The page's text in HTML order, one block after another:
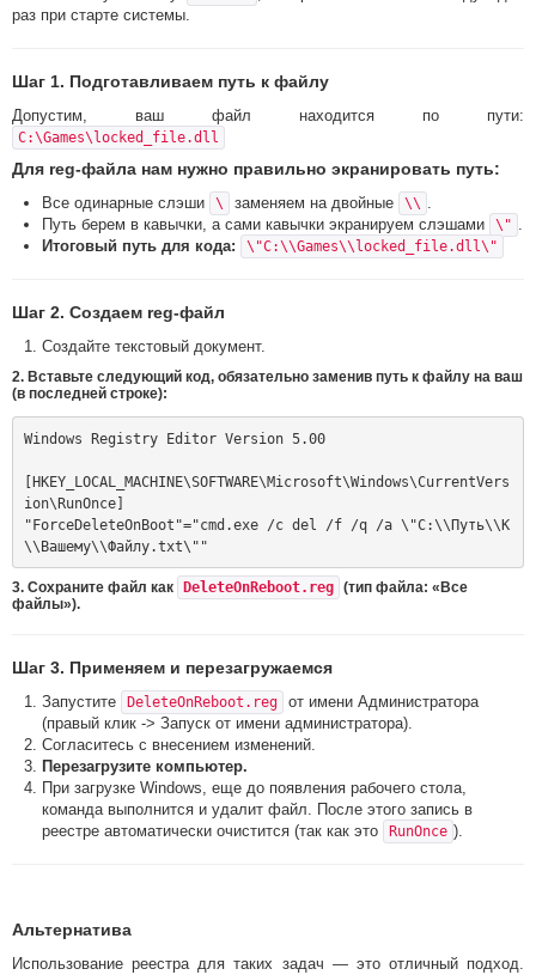
раз при старте системы.
Шаг 1. Подготавливаем путь к файлу
Допустим, ваш файл находится по пути:
C:\Games\locked_file.dll
Для reg-файла нам нужно правильно экранировать путь:
Все одинарные слэши \ заменяем на двойные \\ .
Путь берем в кавычки, а сами кавычки экранируем слэшами
\" .
Итоговый путь для кода:
\"C:\\Games\\locked_file.dll\"
Шаг 2. Создаем reg-файл
Создайте текстовый документ.
2. Вставьте следующий код, обязательно заменив путь к файлу на ваш
(в последней строке):
Windows Registry Editor Version 5.00
[HKEY_LOCAL_MACHINE\SOFTWARE\Microsoft\Windows\CurrentVers
ion\RunOnce]
"ForceDeleteOnBoot"="cmd.exe /c del /f /q /a \"C:\\Путь\\К
3. Сохраните файл как DeleteOnReboot.reg (тип файла: «Все
файлы»).
Шаг 3. Применяем и перезагружаемся
Запустите DeleteOnReboot.reg
от имени Администратора
(правый клик -> Запуск от имени администратора).
Согласитесь с внесением изменений.
Перезагрузите компьютер.
При загрузке Windows, еще до появления рабочего стола,
команда выполнится и удалит файл. После этого запись в
реестре автоматически очистится (так как это
RunOnce ).
Альтернатива
Использование реестра для таких задач — это отличный подход.